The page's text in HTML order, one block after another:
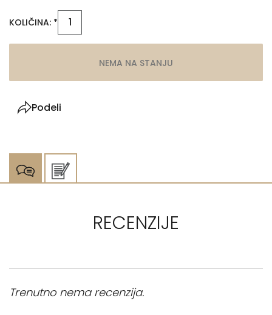
KOLIČINA: *
NEMA NA STANJU
Podeli
RECENZIJE
Trenutno nema recenzija.